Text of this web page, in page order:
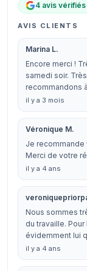
4 avis
AVIS CLIENTS
Marina L.
Encore merci !
samedi soir.
recommandons
il y a 3 mois
Véronique M.
Je
Merci de votre
il y a 4 ans
Nous sommes
du travaille.
évidemment lui
il y a 4 ans